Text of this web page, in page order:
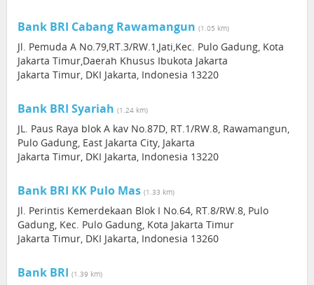
Bank BRI Cabang Rawamangun (1.05 km)
Jl. Pemuda A No.79,RT.3/RW.1,Jati,Kec. Pulo Gadung, Kota
Jakarta Timur,Daerah Khusus Ibukota Jakarta
Jakarta Timur, DKI Jakarta, Indonesia 13220
Bank BRI Syariah (1.24 km)
JL. Paus Raya blok A kav No.87D, RT.1/RW.8, Rawamangun,
Pulo Gadung, East Jakarta City, Jakarta
Jakarta Timur, DKI Jakarta, Indonesia 13220
Bank BRI KK Pulo Mas (1.33 km)
Jl. Perintis Kemerdekaan Blok I No.64, RT.8/RW.8, Pulo
Gadung, Kec. Pulo Gadung, Kota Jakarta Timur
Jakarta Timur, DKI Jakarta, Indonesia 13260
Bank BRI (1.39 km)